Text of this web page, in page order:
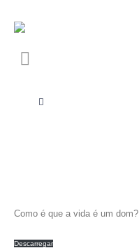
Como é que a vida é um dom?
Descarregar